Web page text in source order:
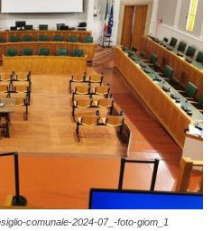
comunale-2024-07_-foto-giom_1